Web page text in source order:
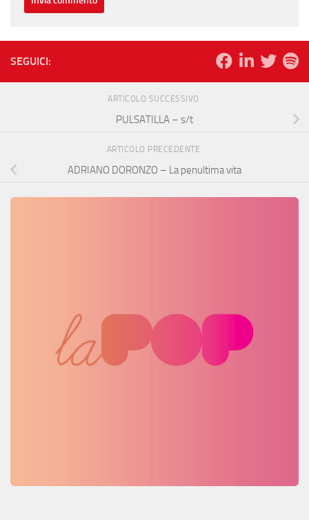
SEGUICI:
ARTICOLO SUCCESSIVO
PULSATILLA – s/t
ARTICOLO PRECEDENTE
ADRIANO DORONZO – La penultima vita